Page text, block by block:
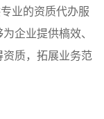
业的资质代办服
企业提供槁效、
质，拓展业务范